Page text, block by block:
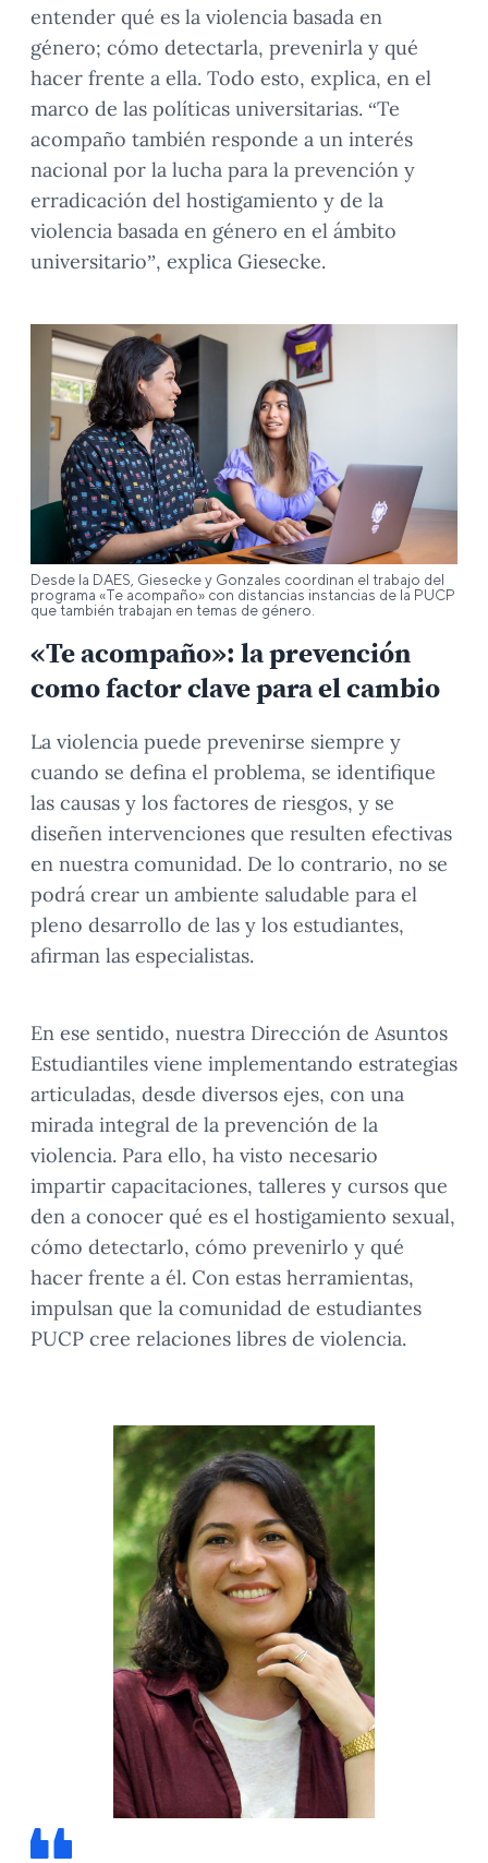
entender qué es la violencia basada en
género; cómo detectarla, prevenirla y qué
hacer frente a ella. Todo esto, explica, en el
marco de las políticas universitarias. “Te
acompaño también responde a un interés
nacional por la lucha para la prevención y
erradicación del hostigamiento y de la
violencia basada en género en el ámbito
universitario”, explica Giesecke.
Desde la DAES, Giesecke y Gonzales coordinan el trabajo del
programa «Te acompaño» con distancias instancias de la PUCP
que también trabajan en temas de género.
«Te acompaño»: la prevención
como factor clave para el cambio
La violencia puede prevenirse siempre y
cuando se defina el problema, se identifique
las causas y los factores de riesgos, y se
diseñen intervenciones que resulten efectivas
en nuestra comunidad. De lo contrario, no se
podrá crear un ambiente saludable para el
pleno desarrollo de las y los estudiantes,
afirman las especialistas.
En ese sentido, nuestra Dirección de Asuntos
Estudiantiles viene implementando estrategias
articuladas, desde diversos ejes, con una
mirada integral de la prevención de la
violencia. Para ello, ha visto necesario
impartir capacitaciones, talleres y cursos que
den a conocer qué es el hostigamiento sexual,
cómo detectarlo, cómo prevenirlo y qué
hacer frente a él. Con estas herramientas,
impulsan que la comunidad de estudiantes
PUCP cree relaciones libres de violencia.